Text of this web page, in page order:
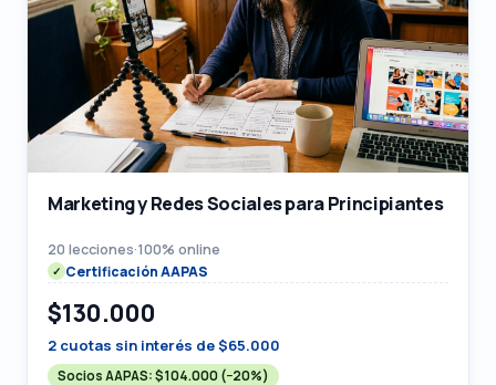
Marketing y Redes Sociales para Principiantes
20 lecciones·100% online
Certificación AAPAS
$130.000
2 cuotas sin interés de $65.000
Socios AAPAS: $104.000 (−20%)